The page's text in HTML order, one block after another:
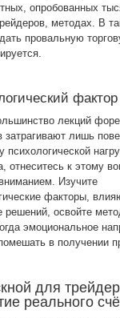
опробованных
методах. В
провальную
фактор
лекций
затрагивают лишь
психологической
отнеситесь к этому
Изучите
факторы,
решений, освойте
эмоциональное
в получении
для
реального